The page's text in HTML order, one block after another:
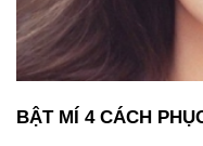
BẬT MÍ 4 CÁCH